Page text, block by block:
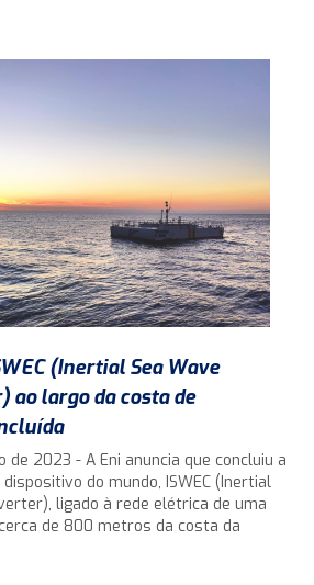
(Inertial Sea Wave
ao largo da costa de
de 2023 - A Eni anuncia que concluiu a
do mundo, ISWEC (Inertial
ligado à rede elétrica de uma
de 800 metros da costa da